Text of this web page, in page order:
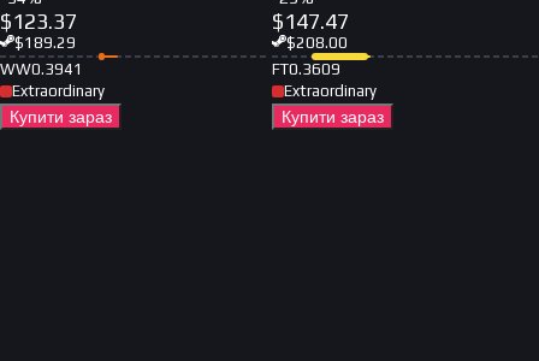
$123.37
$189.29
WW0.3941
Extraordinary
Купити зараз
$147.47
$208.00
FT0.3609
Extraordinary
Купити зараз